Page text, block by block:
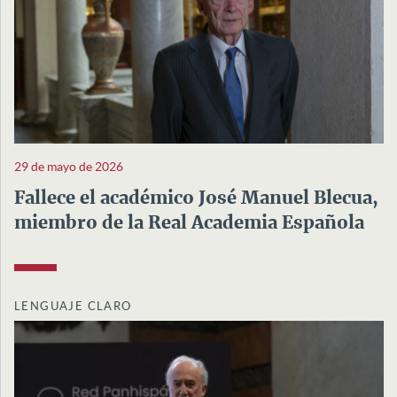
29 de mayo de 2026
Fallece el académico José Manuel Blecua,
miembro de la Real Academia Española
LENGUAJE CLARO